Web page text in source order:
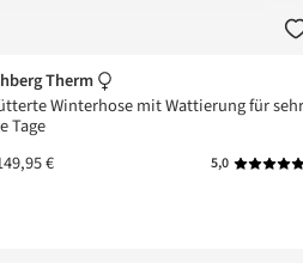
von 5 von 5 Sternen
Therm
Winterhose mit Wattierung für sehr
Tage
€ 5,0